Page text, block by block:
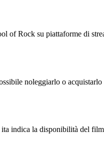
of Rock su piattaforme di
noleggiarlo o
indica la disponibilità del